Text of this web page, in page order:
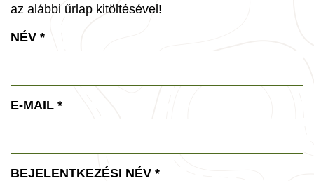
az alábbi űrlap kitöltésével!
NÉV *
E-MAIL *
BEJELENTKEZÉSI NÉV *